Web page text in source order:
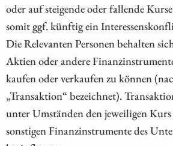
oder auf steigende oder fallende
somit ggf. künftig ein
Die Relevanten Personen behalten
Aktien oder andere
kaufen oder verkaufen zu können
„Transaktion“ bezeichnet).
unter Umständen den jeweiligen
sonstigen Finanzinstrumente des